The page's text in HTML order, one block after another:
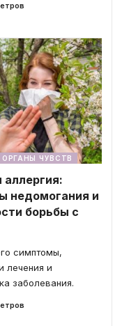
ОРГАНЫ ЧУВСТВ
аллергия:
недомогания и
борьбы с
симптомы,
лечения и
заболевания.